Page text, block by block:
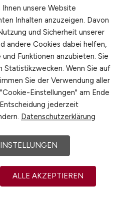
unsere Website
Inhalten anzuzeigen. Davon
und Sicherheit unserer
andere Cookies dabei helfen,
Funktionen anzubieten. Sie
Statistikzwecken. Wenn Sie auf
Sie der Verwendung aller
Einstellungen" am Ende
jederzeit
Datenschutzerklärung
ALLE AKZEPTIEREN